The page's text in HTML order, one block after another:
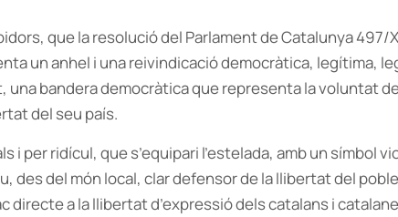
que la resolució del Parlament de Catalunya 497/X
un anhel i una reivindicació democràtica, legítima,
una bandera democràtica que representa la voluntat
del seu país.
i per ridícul, que s’equipari l’estelada, amb un símbol
des del món local, clar defensor de la llibertat del
directe a la llibertat d’expressió dels catalans i